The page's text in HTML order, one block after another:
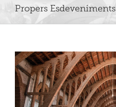
Propers Esdeveniments